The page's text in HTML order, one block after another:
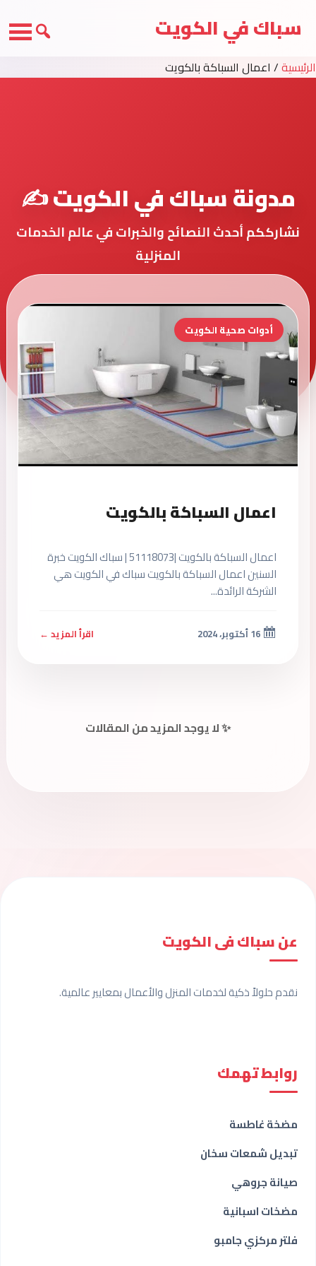
سباك في الكويت
الرئيسية/ اعمال السباكة بالكويت
مدونة سباك في الكويت ✍️
نشارككم أحدث النصائح والخبرات في عالم الخدمات
المنزلية
أدوات صحية الكويت
اعمال السباكة بالكويت
اعمال السباكة بالكويت |51118073 | سباك الكويت خبرة
السنين اعمال السباكة بالكويت سباك في الكويت هي
الشركة الرائدة...
اقرأ المزيد ←
✨ لا يوجد المزيد من المقالات
عن سباك فى الكويت
نقدم حلولاً ذكية لخدمات المنزل والأعمال بمعايير عالمية.
روابط تهمك
مضخة غاطسة
تبديل شمعات سخان
صيانة جروهي
مضخات اسبانية
فلتر مركزي جامبو